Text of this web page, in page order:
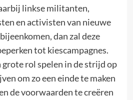
linkse militanten,
en activisten van nieuwe
dan zal deze
tot kiescampagnes.
grote rol spelen in de strijd op
om zo een einde te maken
de voorwaarden te creëren